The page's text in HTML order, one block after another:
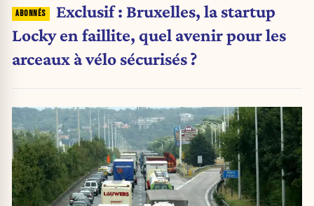
Exclusif : Bruxelles, la startup
Locky en faillite, quel avenir pour les
arceaux à vélo sécurisés ?